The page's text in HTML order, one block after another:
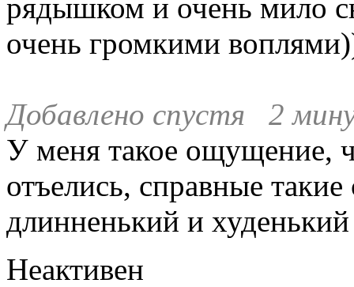
рядышком и очень мило
очень громкими
Добавлено спустя 2
У меня такое ощущение,
отъелись, справные
длинненький и
Неактивен